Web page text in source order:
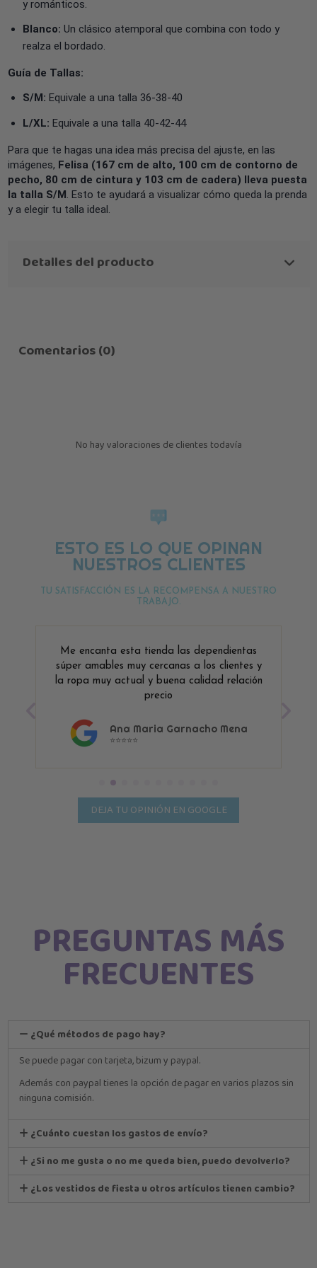
y románticos.
Blanco: Un clásico atemporal que combina con todo y
realza el bordado.
Guía de Tallas:
S/M: Equivale a una talla 36-38-40
L/XL: Equivale a una talla 40-42-44
Para que te hagas una idea más precisa del ajuste, en las
imágenes, Felisa (167 cm de alto, 100 cm de contorno de
pecho, 80 cm de cintura y 103 cm de cadera) lleva puesta
la talla S/M. Esto te ayudará a visualizar cómo queda la prenda
y a elegir tu talla ideal.
Detalles del producto
Comentarios (0)
No hay valoraciones de clientes todavía
ESTO ES LO QUE OPINAN
NUESTROS CLIENTES
TU SATISFACCIÓN ES LA RECOMPENSA A NUESTRO
TRABAJO.
Me encanta esta tienda las dependientas
súper amables muy cercanas a los clientes y
la ropa muy actual y buena calidad relación
precio
Ana Maria Garnacho Mena
⭐⭐⭐⭐⭐
DEJA TU OPINIÓN EN GOOGLE
PREGUNTAS MÁS
FRECUENTES
¿Qué métodos de pago hay?
Se puede pagar con tarjeta, bizum y paypal.
Además con paypal tienes la opción de pagar en varios plazos sin
ninguna comisión.
¿Cuánto cuestan los gastos de envío?
¿Si no me gusta o no me queda bien, puedo devolverlo?
¿Los vestidos de fiesta u otros artículos tienen cambio?